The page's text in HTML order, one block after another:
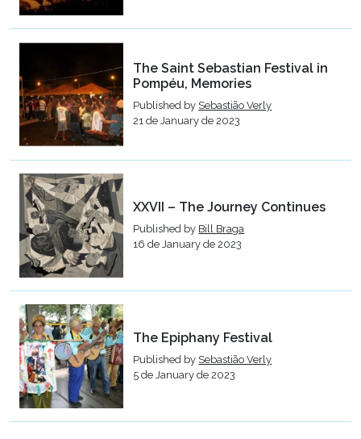
The Saint Sebastian Festival in
Pompéu, Memories
Published by Sebastião Verly
21 de January de 2023
XXVII – The Journey Continues
Published by Bill Braga
16 de January de 2023
The Epiphany Festival
Published by Sebastião Verly
5 de January de 2023